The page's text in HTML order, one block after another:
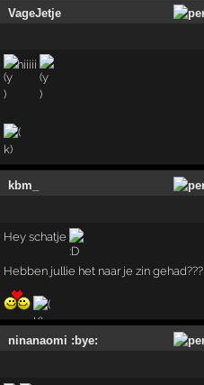
VageJetje
hiiiii
kbm_
Hey schatje
Hebben jullie het naar je zin gehad???
ninanaomi :bye: